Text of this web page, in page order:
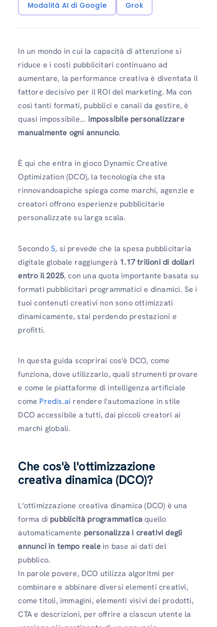
Modalità AI di Google
Grok
In un mondo in cui la capacità di attenzione si
riduce e i costi pubblicitari continuano ad
aumentare, la performance creativa è diventata il
fattore decisivo per il ROI del marketing. Ma con
così tanti formati, pubblici e canali da gestire, è
quasi impossibile... impossibile personalizzare
manualmente ogni annuncio.
È qui che entra in gioco Dynamic Creative
Optimization (DCO), la tecnologia che sta
rinnovandoapiche spiega come marchi, agenzie e
creatori offrono esperienze pubblicitarie
personalizzate su larga scala.
SecondoS, si prevede che la spesa pubblicitaria
digitale globale raggiungerà 1.17 trilioni di dollari
entro il 2025, con una quota importante basata su
formati pubblicitari programmatici e dinamici. Se i
tuoi contenuti creativi non sono ottimizzati
dinamicamente, stai perdendo prestazioni e
profitti.
In questa guida scoprirai cos'è DCO, come
funziona, dove utilizzarlo, quali strumenti provare
e come le piattaforme di intelligenza artificiale
come Predis.ai rendere l'automazione in stile
DCO accessibile a tutti, dai piccoli creatori ai
marchi globali.
Che cos'è l'ottimizzazione
creativa dinamica (DCO)?
L'ottimizzazione creativa dinamica (DCO) è una
forma di pubblicità programmaticaquello
automaticamente personalizza i creativi degli
annunci in tempo realein base ai dati del
pubblico.
In parole povere, DCO utilizza algoritmi per
combinare e abbinare diversi elementi creativi,
come titoli, immagini, elementi visivi dei prodotti,
CTA e descrizioni, per offrire a ciascun utente la